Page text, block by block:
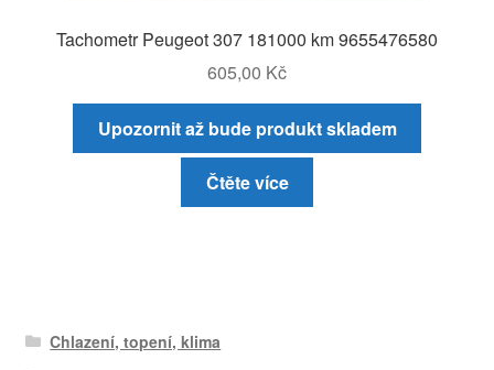
Tachometr Peugeot 307 181000 km 9655476580
605,00 Kč
Upozornit až bude produkt skladem
Čtěte více
Chlazení, topení, klima